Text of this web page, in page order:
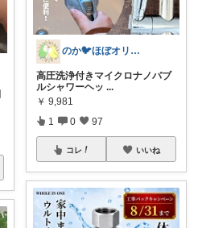
のか🐦ほぼオリ写‎🤍5日🙏✨
高圧洗浄付きマイクロナノバブ
ルシャワーヘッ ...
￥ 9,981
1 0 97
コレ いいね